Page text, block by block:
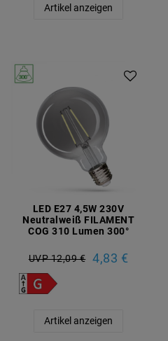
Artikel anzeigen
LED E27 4,5W 230V
Neutralweiß FILAMENT
COG 310 Lumen 300°
UVP 12,09 € 4,83 €
Artikel anzeigen